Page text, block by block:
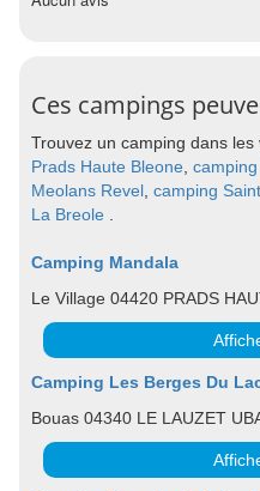
Ces campings
Trouvez un camping dans les
Prads Haute Bleone
Meolans Revel camping
La Breole
Camping Mandala
Le Village 04420 PRADS
Camping Les Berges Du
Bouas 04340 LE LAUZET